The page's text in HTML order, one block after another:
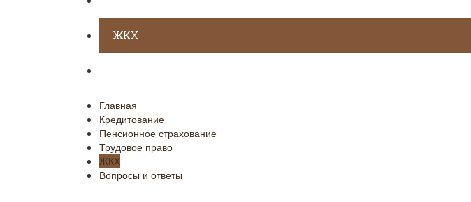
ЖКХ
Главная
Кредитование
Пенсионное страхование
Трудовое право
ЖКХ
Вопросы и ответы